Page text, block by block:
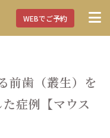
WEBでご予約
前歯（叢生）を
症例【マウス